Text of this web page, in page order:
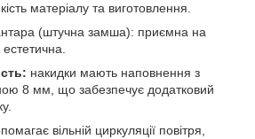
матеріалу та виготовлення.
(штучна замша): приємна на
накидки мають наповнення з
8 мм, що забезпечує додатковий
вільній циркуляції повітря,